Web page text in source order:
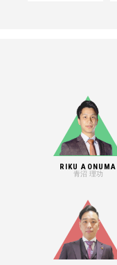
RIKU AONUMA
青沼 理功